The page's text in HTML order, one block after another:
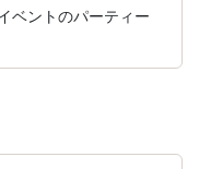
ベントのパーティー